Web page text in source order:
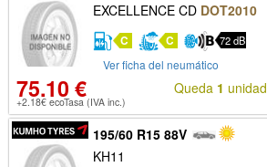
EXCELLENCE CD DOT2010
C C 72 dB
Ver ficha del neumático
75.10 €
+2.18€ ecoTasa (IVA inc.)
Queda 1 unidad
195/60 R15 88V
KH11